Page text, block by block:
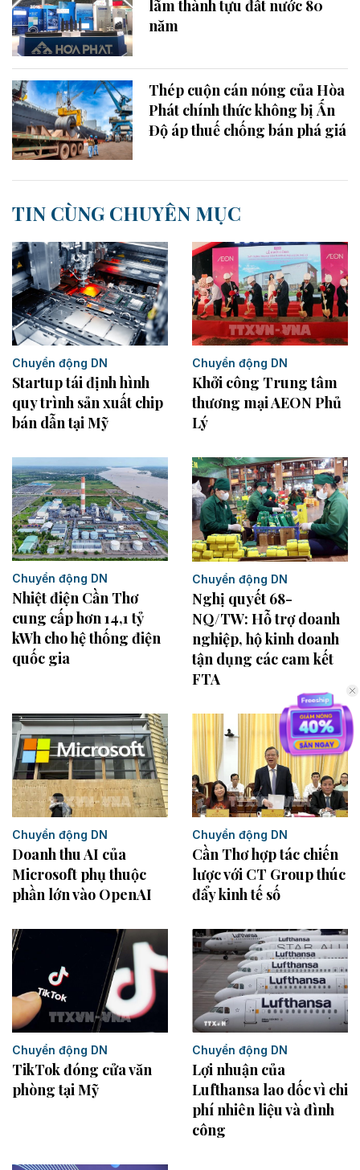
lãm thành tựu đất nước 80
năm
Thép cuộn cán nóng của Hòa
Phát chính thức không bị Ấn
Độ áp thuế chống bán phá giá
TIN CÙNG CHUYÊN MỤC
Chuyển động DN
Startup tái định hình
quy trình sản xuất chip
bán dẫn tại Mỹ
Chuyển động DN
Khởi công Trung tâm
thương mại AEON Phủ
Lý
Chuyển động DN
Nhiệt điện Cần Thơ
cung cấp hơn 14,1 tỷ
kWh cho hệ thống điện
quốc gia
Chuyển động DN
Nghị quyết 68-
NQ/TW: Hỗ trợ doanh
nghiệp, hộ kinh doanh
tận dụng các cam kết
FTA
Chuyển động DN
Doanh thu AI của
Microsoft phụ thuộc
phần lớn vào OpenAI
Chuyển động DN
Cần Thơ hợp tác chiến
lược với CT Group thúc
đẩy kinh tế số
Chuyển động DN
TikTok đóng cửa văn
phòng tại Mỹ
Chuyển động DN
Lợi nhuận của
Lufthansa lao dốc vì chi
phí nhiên liệu và đình
công